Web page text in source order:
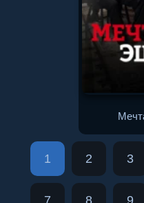
1 2 3
7 8 9